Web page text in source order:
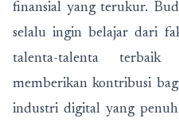
finansial yang terukur.
selalu ingin belajar dari
talenta-talenta
memberikan kontribusi
industri digital yang